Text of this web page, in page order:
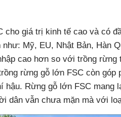
giá trị kinh tế cao và có
Mỹ, EU, Nhật Bản, Hàn
cao hơn so với trồng
rừng gỗ lớn FSC còn góp
hậu. Rừng gỗ lớn FSC mang
dân vẫn chưa mặn mà với